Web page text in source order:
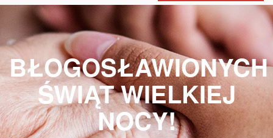
BŁOGOSŁAWIONYCH
ŚWIĄT WIELKIEJ
NOCY!